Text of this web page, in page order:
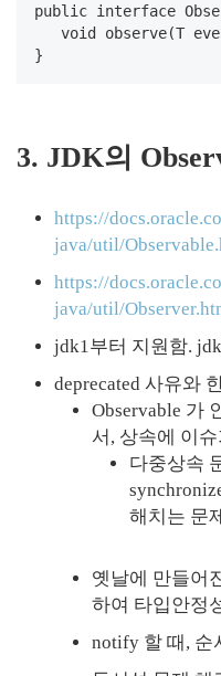
public interface
void observe(T
}
3. JDK의
https://
java/util/
https://
java/util/
jdk1부터 지원함.
deprecated 사유와
Observable 가
서, 상속에 이
다중상속
해치는 문
옛날에 만들어
하여 타입안정
notify 할 때, 순